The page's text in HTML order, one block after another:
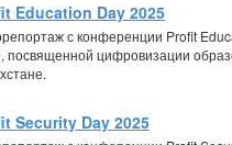
Education Day 2025
с конференции Profit
посвященной цифровизации
Security Day 2025